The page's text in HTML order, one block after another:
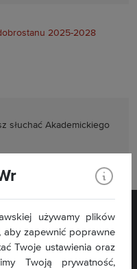
słuchać Akademickiego
używamy plików
zapewnić poprawne
Twoje ustawienia oraz
Twoją prywatność,